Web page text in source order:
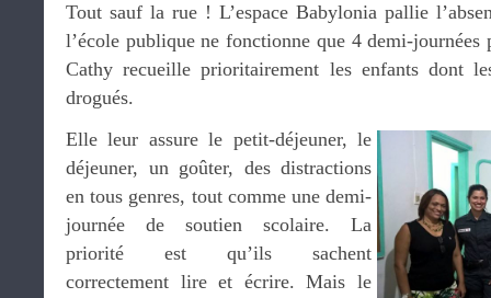
Tout sauf la rue ! L’espace Babylonia pallie
l’école publique ne fonctionne que 4 demi-journées
Cathy recueille prioritairement les enfants dont
drogués.
Elle leur assure le petit-déjeuner, le
déjeuner, un goûter, des distractions
en tous genres, tout comme une demi-
journée de soutien scolaire. La
priorité est qu’ils sachent
correctement lire et écrire. Mais le